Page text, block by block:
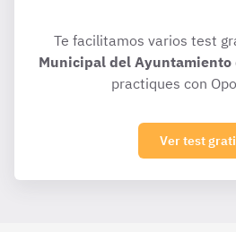
Te facilitamos varios test
Municipal del Ayuntamiento
practiques con
Ver test